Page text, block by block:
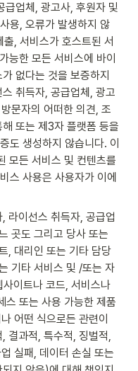
급업체, 광고사, 후원자 및
용, 오류가 발생하지 않
, 서비스가 호스트된 서
능한 모든 서비스에 바이
없다는 것을 보증하지
취득자, 공급업체, 광고
문자의 어떠한 의견, 조
또는 제3자 플랫폼 등을
도 생성하지 않습니다. 이
모든 서비스 및 컨텐츠를
스 사용은 사용자가 이에
라이선스 취득자, 공급업
곳도 그리고 당사 또는
, 대리인 또는 기타 담당
기타 서비스 및 /또는 자
이트나 코드, 서비스나
스 또는 사용 가능한 제품
어떤 식으로든 관련이
결과적, 특수적, 징벌적,
실패, 데이터 손실 또는